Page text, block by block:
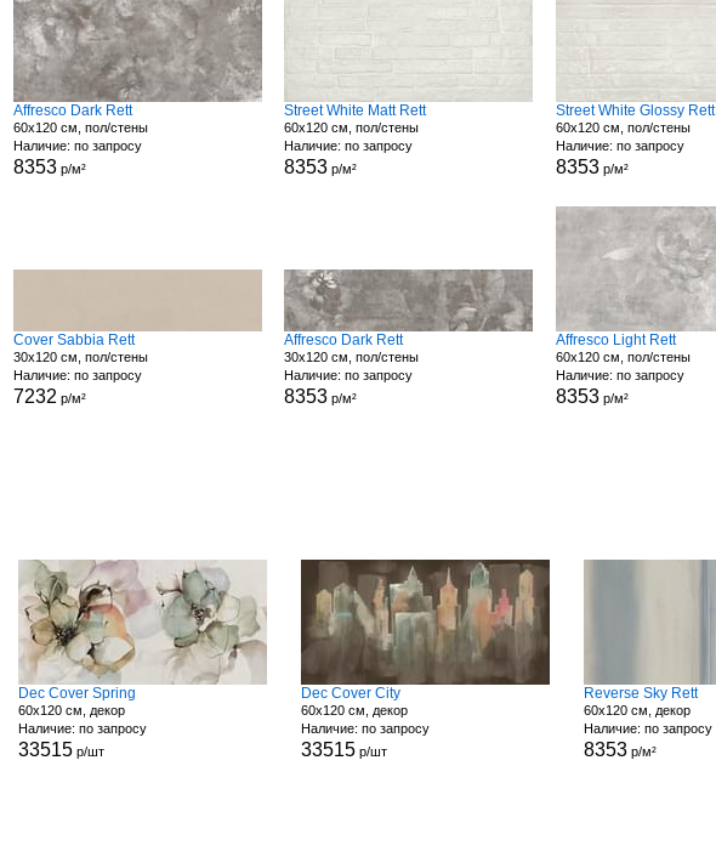
Affresco Dark Rett
60x120 см, пол/стены
Наличие: по запросу
8353р/м²
Street White Matt Rett
60x120 см, пол/стены
Наличие: по запросу
8353 р/м²
Street White Glossy Rett
60x120 см, пол/стены
Наличие: по запросу
8353р/м²
Cover Sabbia Rett
30x120 см, пол/стены
Наличие: по запросу
7232 р/м²
Affresco Dark Rett
30x120 см, пол/стены
Наличие: по запросу
8353 р/м²
Affresco Light Rett
60x120 см, пол/стены
Наличие: по запросу
8353р/м²
Dec Cover Spring
60x120 см, декор
Наличие: по запросу
33515 р/шт
Dec Cover City
60x120 см, декор
Наличие: по запросу
33515р/шт
Reverse Sky Rett
60x120 см, декор
Наличие: по запросу
8353р/м²